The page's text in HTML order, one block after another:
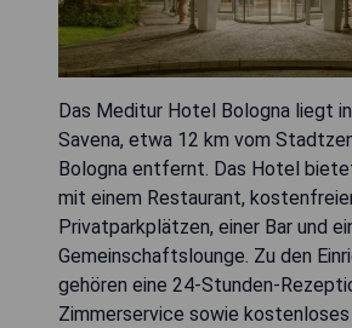
Das Meditur Hotel Bologna liegt
Savena, etwa 12 km vom
Bologna entfernt. Das Hotel
mit einem Restaurant,
Privatparkplätzen, einer Bar und
Gemeinschaftslounge. Zu den
gehören eine 24-Stunden-
Zimmerservice sowie kostenloses